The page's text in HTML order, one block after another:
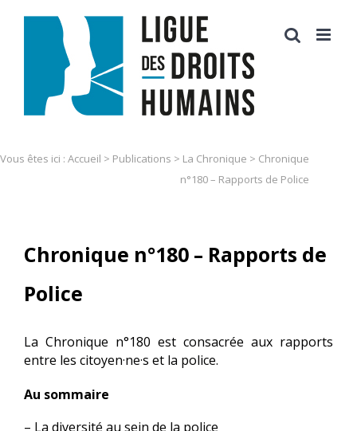
Vous êtes ici : Accueil > Publications > La Chronique > Chronique
n°180 – Rapports de Police
Chronique n°180 – Rapports de
Police
La Chronique n°180 est consacrée aux rapports
entre les citoyen·ne·s et la police.
Au sommaire
– La diversité au sein de la police